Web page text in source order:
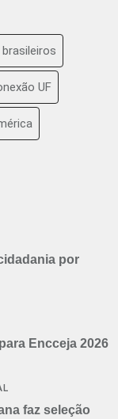
brasileiros
UF
por
Encceja 2026
faz seleção